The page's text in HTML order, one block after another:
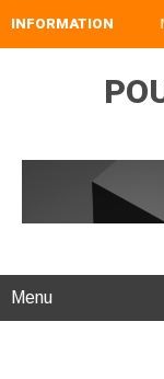
INFORMATION
NOS LIVRES
Menu